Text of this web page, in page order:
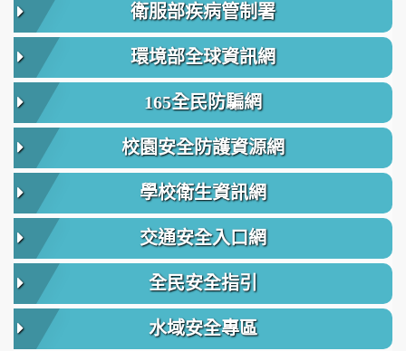
衛服部疾病管制署
環境部全球資訊網
165全民防騙網
校園安全防護資源網
學校衛生資訊網
交通安全入口網
全民安全指引
水域安全專區